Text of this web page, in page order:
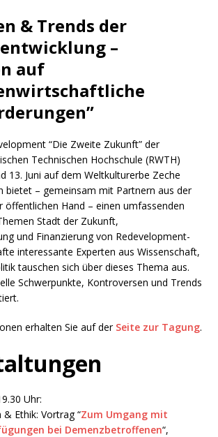
& Trends der
–
auf
“Die Zweite Zukunft” der
Technischen Hochschule (RWTH)
13. Juni auf dem Weltkulturerbe Zeche
bietet – gemeinsam mit Partnern aus der
öffentlichen Hand – einen umfassenden
Stadt der Zukunft,
und Finanzierung von Redevelopment-
interessante Experten aus Wissenschaft,
tauschen sich über dieses Thema aus.
Schwerpunkte, Kontroversen und Trends
erhalten Sie auf der Seite zur Tagung.
Uhr:
Ethik: Vortrag “Zum Umgang mit
bei Demenzbetroffenen“,